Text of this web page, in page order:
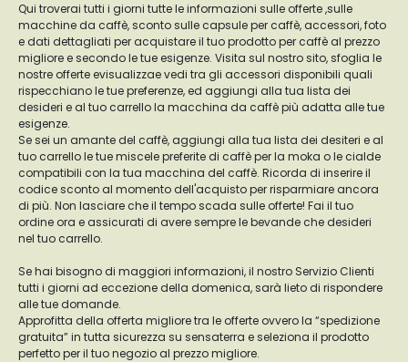
Qui troverai tutti i giorni tutte le informazioni sulle offerte ,sulle
macchine da caffè, sconto sulle capsule per caffè, accessori, foto
e dati dettagliati per acquistare il tuo prodotto per caffè al prezzo
migliore e secondo le tue esigenze. Visita sul nostro sito, sfoglia le
nostre offerte evisualizzae vedi tra gli accessori disponibili quali
rispecchiano le tue preferenze, ed aggiungi alla tua lista dei
desideri e al tuo carrello la macchina da caffè più adatta alle tue
esigenze.
Se sei un amante del caffè, aggiungi alla tua lista dei desiteri e al
tuo carrello le tue miscele preferite di caffè per la moka o le cialde
compatibili con la tua macchina del caffè. Ricorda di inserire il
codice sconto al momento dell'acquisto per risparmiare ancora
di più. Non lasciare che il tempo scada sulle offerte! Fai il tuo
ordine ora e assicurati di avere sempre le bevande che desideri
nel tuo carrello.
Se hai bisogno di maggiori informazioni, il nostro Servizio Clienti
tutti i giorni ad eccezione della domenica, sarà lieto di rispondere
alle tue domande.
Approfitta della offerta migliore tra le offerte ovvero la “spedizione
gratuita” in tutta sicurezza su sensaterra e seleziona il prodotto
perfetto per il tuo negozio al prezzo migliore.